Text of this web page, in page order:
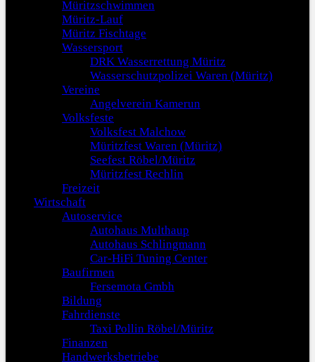
Müritzschwimmen
Müritz-Lauf
Müritz Fischtage
Wassersport
DRK Wasserrettung Müritz
Wasserschutzpolizei Waren (Müritz)
Vereine
Angelverein Kamerun
Volksfeste
Volksfest Malchow
Müritzfest Waren (Müritz)
Seefest Röbel/Müritz
Müritzfest Rechlin
Freizeit
Wirtschaft
Autoservice
Autohaus Multhaup
Autohaus Schlingmann
Car-HiFi Tuning Center
Baufirmen
Fersemota Gmbh
Bildung
Fahrdienste
Taxi Pollin Röbel/Müritz
Finanzen
Handwerksbetriebe